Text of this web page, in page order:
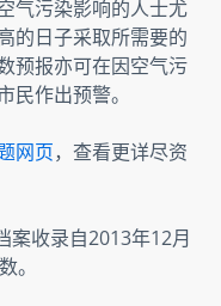
气污染影响的人士尤
的日子采取所需要的
预报亦可在因空气污
民作出预警。
网页，查看更详尽资
案收录自2013年12月
。